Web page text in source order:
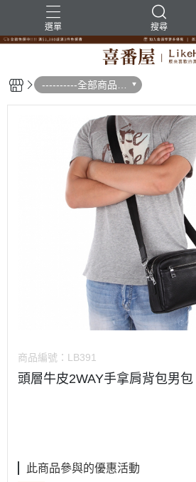
選單 搜尋
----------全部商品--
--------
商品編號： LB391
頭層牛皮2WAY手拿肩背包男包
此商品參與的優惠活動